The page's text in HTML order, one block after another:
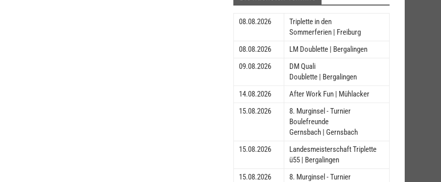
08.08.2026
Triplette in den
Sommerferien | Freiburg
08.08.2026
LM Doublette | Bergalingen
09.08.2026
DM Quali
Doublette | Bergalingen
14.08.2026
After Work Fun | Mühlacker
15.08.2026
8. Murginsel - Turnier
Boulefreunde
Gernsbach | Gernsbach
15.08.2026
Landesmeisterschaft Triplette
ü55 | Bergalingen
15.08.2026
8. Murginsel - Turnier